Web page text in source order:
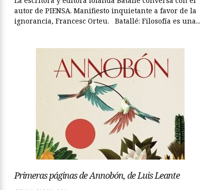
autor de PIENSA. Manifiesto inquietante a favor de la
ignorancia, Francesc Orteu. Batallé: Filosofía es una...
Primeras páginas de Annobón, de Luis Leante